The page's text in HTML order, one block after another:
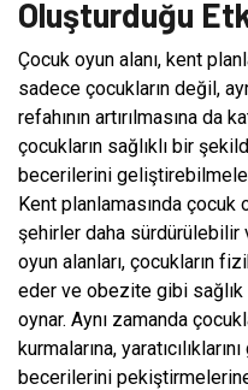
Oluşturduğu
Çocuk oyun alanı, kent
sadece çocukların değil,
refahının artırılmasına da
çocukların sağlıklı bir
becerilerini
Kent planlamasında çocuk
şehirler daha sürdürülebilir
oyun alanları, çocukların
eder ve obezite gibi sağlık
oynar. Aynı zamanda
kurmalarına,
becerilerini